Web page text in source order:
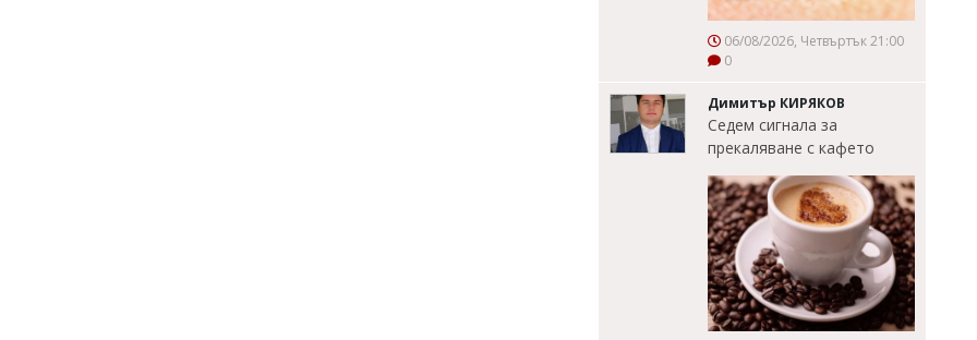
06/08/2026, Четвъртък 21:00
0
Димитър КИРЯКОВ
Седем сигнала за
прекаляване с кафето